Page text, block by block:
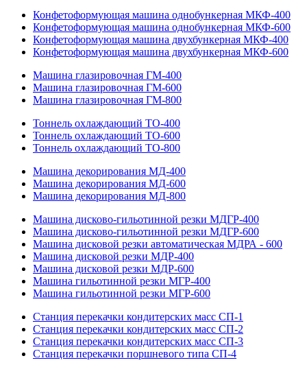
Конфетоформующая машина однобункерная МКФ-400
Конфетоформующая машина однобункерная МКФ-600
Конфетоформующая машина двухбункерная МКФ-400
Конфетоформующая машина двухбункерная МКФ-600
Машина глазировочная ГМ-400
Машина глазировочная ГМ-600
Машина глазировочная ГМ-800
Тоннель охлаждающий ТО-400
Тоннель охлаждающий ТО-600
Тоннель охлаждающий ТО-800
Машина декорирования МД-400
Машина декорирования МД-600
Машина декорирования МД-800
Машина дисково-гильотинной резки МДГР-400
Машина дисково-гильотинной резки МДГР-600
Машина дисковой резки автоматическая МДРА - 600
Машина дисковой резки МДР-400
Машина дисковой резки МДР-600
Машина гильотинной резки МГР-400
Машина гильотинной резки МГР-600
Станция перекачки кондитерских масс СП-1
Станция перекачки кондитерских масс СП-2
Станция перекачки кондитерских масс СП-3
Станция перекачки поршневого типа СП-4